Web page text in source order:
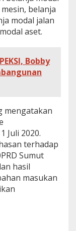
belanja
modal jalan
aset.
Bobby
mengatakan
Juli 2020.
terhadap
Sumut
hasil
masukan